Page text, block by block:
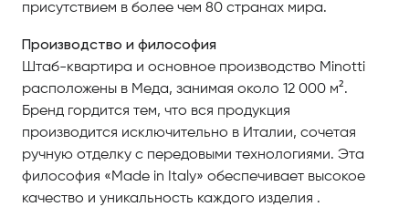
присутствием в более чем 80 странах мира.
Производство и философия
Штаб-квартира и основное производство Minotti
расположены в Меда, занимая около 12 000 м².
Бренд гордится тем, что вся продукция
производится исключительно в Италии, сочетая
ручную отделку с передовыми технологиями. Эта
философия «Made in Italy» обеспечивает высокое
качество и уникальность каждого изделия .